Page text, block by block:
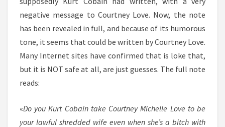
negative message to Courtney Love. Now, the note
has been revealed in full, and because of its humorous
tone, it seems that could be written by Courtney Love.
Many Internet sites have confirmed that is loke that,
but it is NOT safe at all, are just guesses. The full note
reads:
«Do you Kurt Cobain take Courtney Michelle Love to be
your lawful shredded wife even when she’s a bitch with